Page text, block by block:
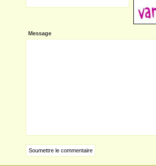
Message